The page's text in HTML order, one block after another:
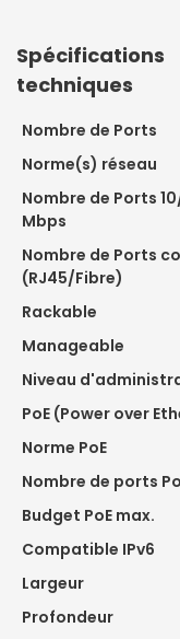
Spécifications
techniques
Nombre de Ports
Norme(s) réseau
Nombre de Ports
Mbps
Nombre de Ports
(RJ45/Fibre)
Rackable
Manageable
Niveau
PoE (Power over
Norme PoE
Nombre de ports
Budget PoE max.
Compatible IPv6
Largeur
Profondeur